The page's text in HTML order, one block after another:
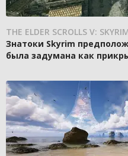
THE ELDER SCROLLS V:
Знатоки Skyrim
была задумана как